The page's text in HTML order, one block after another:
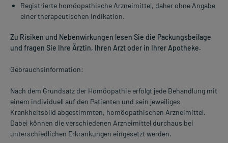
Registrierte homöopathische Arzneimittel, daher ohne Angabe
einer therapeutischen Indikation.
Zu Risiken und Nebenwirkungen lesen Sie die Packungsbeilage
und fragen Sie Ihre Ärztin, Ihren Arzt oder in Ihrer Apotheke.
Gebrauchsinformation:
Nach dem Grundsatz der Homöopathie erfolgt jede Behandlung mit
einem individuell auf den Patienten und sein jeweiliges
Krankheitsbild abgestimmten, homöopathischen Arzneimittel.
Dabei können die verschiedenen Arzneimittel durchaus bei
unterschiedlichen Erkrankungen eingesetzt werden.